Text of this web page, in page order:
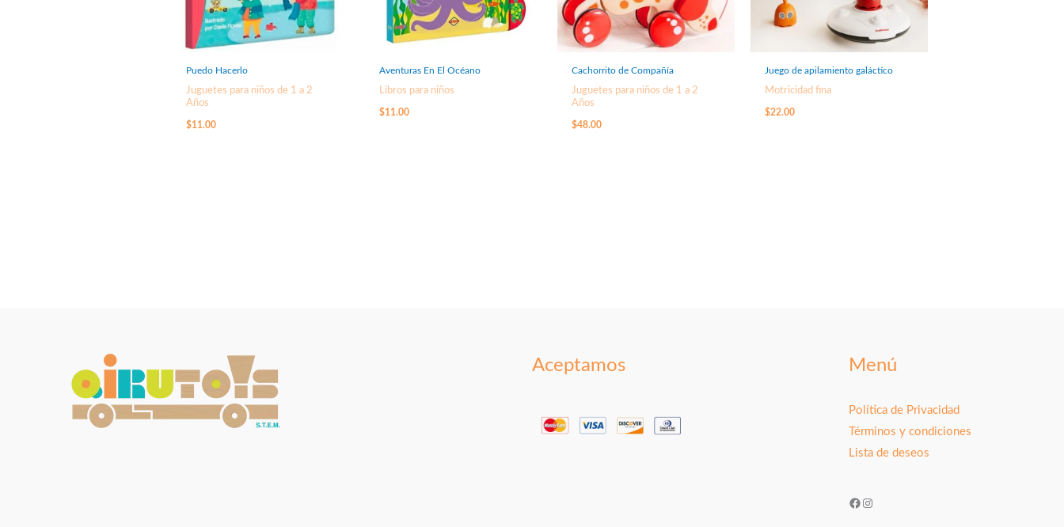
Puedo Hacerlo
Juguetes para niños de 1 a 2
Años
$11.00
Aventuras En El Océano
Libros para niños
$11.00
Cachorrito de Compañía
Juguetes para niños de 1 a 2
Años
$48.00
Juego de apilamiento galáctico
Motricidad fina
$22.00
Aceptamos Menú
Política de Privacidad
Términos y condiciones
Lista de deseos
Facebook
Instagram